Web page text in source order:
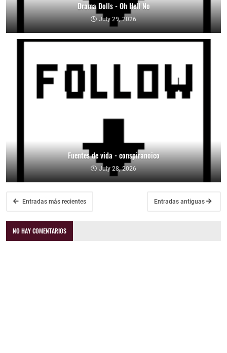
Drama Dolls - Oh Hell No
July 29, 2026
Fuentes de vida - conspiranoico
July 28, 2026
Entradas más recientes Entradas antiguas
NO HAY COMENTARIOS